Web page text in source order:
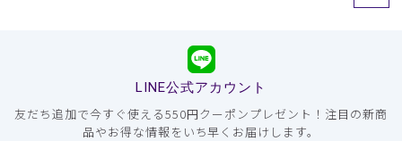
LINE公式アカウント
友だち追加で今すぐ使える550円クーポンプレゼント！注目の新商
品やお得な情報をいち早くお届けします。